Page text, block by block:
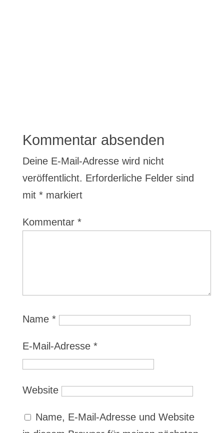
Kommentar absenden
Deine E-Mail-Adresse wird nicht
veröffentlicht. Erforderliche Felder sind
mit *markiert
Kommentar *
Name *
E-Mail-Adresse *
Website
Name, E-Mail-Adresse und Website